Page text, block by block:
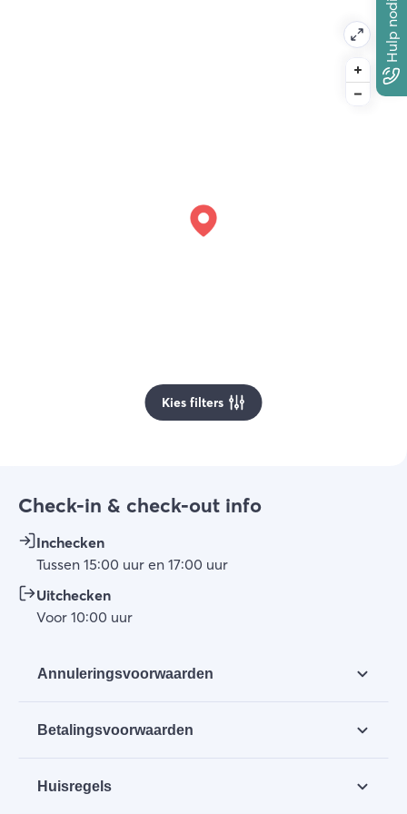
Hulp nodig?
Kies filters
Check-in & check-out info
Inchecken
Tussen 15:00 uur en 17:00 uur
Uitchecken
Voor 10:00 uur
Annuleringsvoorwaarden
annulering van een aangegane
uitdrukkelijke annulering van zijn rechten
Betalingsvoorwaarden
met daarop de betaalinstructies van
Huisregels